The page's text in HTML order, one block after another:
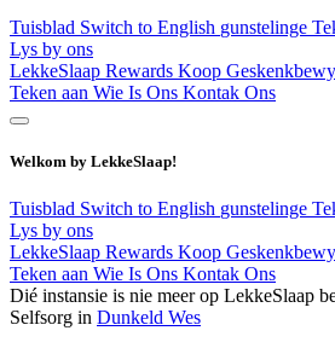
Tuisblad Switch to English gunstelinge
Lys by ons
LekkeSlaap Rewards Koop
Teken aan Wie Is Ons Kontak Ons
Welkom by LekkeSlaap!
Tuisblad Switch to English gunstelinge
Lys by ons
LekkeSlaap Rewards Koop
Teken aan Wie Is Ons Kontak Ons
Dié instansie is nie meer op LekkeSlaap
Selfsorg in Dunkeld Wes